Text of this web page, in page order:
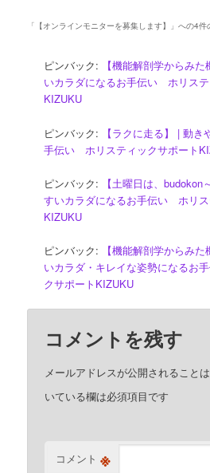
「 【オンラインモニターを募集します】 」への4件
ピンバック:
【機能解剖学からみ
いカラダになるお手伝い ホリステ
KIZUKU
ピンバック:
【ラクに走る】 | 動
手伝い ホリスティックサポート
ピンバック:
【土曜日は、
すいカラダになるお手伝い ホリス
KIZUKU
ピンバック:
【機能解剖学からみ
いカラダ・キレイな姿勢になるお
クサポートKIZUKU
コメントを残す
メールアドレスが公開されることは
いている欄は必須項目です
コメント ※